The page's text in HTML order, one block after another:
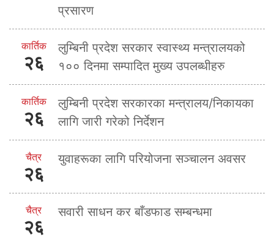
प्रसारण
कार्तिक
२६
लुम्बिनी प्रदेश सरकार स्वास्थ्य मन्त्रालयको
१०० दिनमा सम्पादित मुख्य उपलब्धीहरु
कार्तिक
२६
लुम्बिनी प्रदेश सरकारका मन्त्रालय/निकायका
लागि जारी गरेको निर्देशन
चैत्र
२६
युवाहरूका लागि परियोजना सञ्चालन अवसर
चैत्र
२६
सवारी साधन कर बाँडफाड सम्बन्धमा